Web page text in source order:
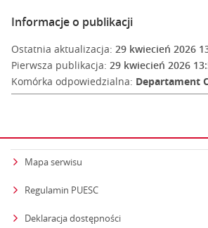
Informacje o publikacji
Ostatnia aktualizacja: 29 kwiecień 2026
Pierwsza publikacja: 29 kwiecień 2026
Komórka odpowiedzialna: Departament
Mapa serwisu
Regulamin PUESC
Deklaracja dostępności